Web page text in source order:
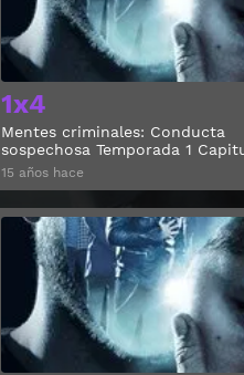
1x4
Mentes criminales: Conducta
sospechosa Temporada 1
15 años hace
Ver